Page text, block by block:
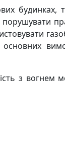
з вогнем